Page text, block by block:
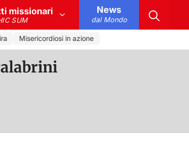
missionari
SUM
News
dal Mondo
Misericordiosi in azione